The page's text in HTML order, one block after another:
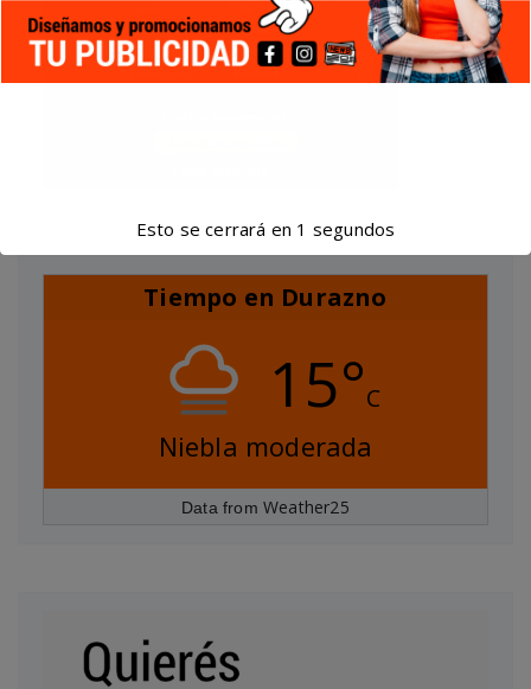
Tiempo en Durazno
15°C
Niebla moderada
Data fromWeather25
Esto se cerrará en 1 segundos